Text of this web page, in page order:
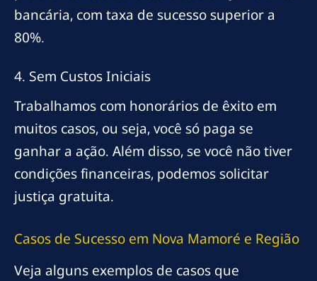
bancária, com taxa de sucesso superior a
80%.
4. Sem Custos Iniciais
Trabalhamos com honorários de êxito em
muitos casos, ou seja, você só paga se
ganhar a ação. Além disso, se você não tiver
condições financeiras, podemos solicitar
justiça gratuita.
Casos de Sucesso em Nova Mamoré e Região
Veja alguns exemplos de casos que